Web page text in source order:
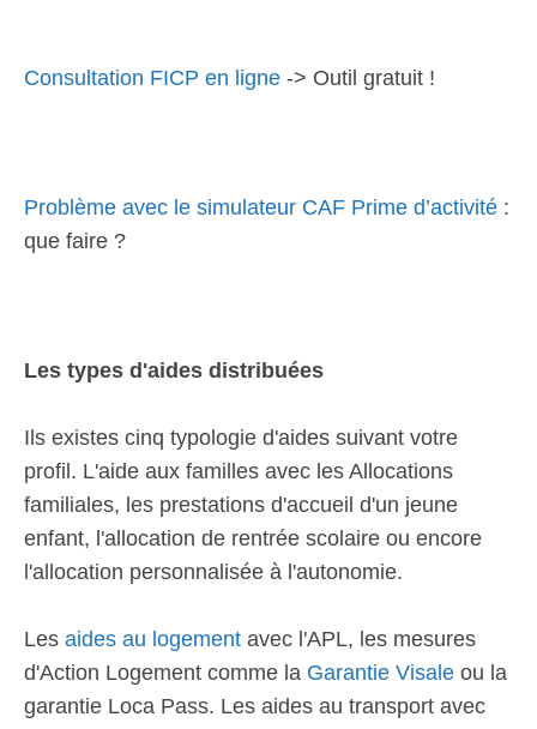
Consultation FICP en ligne -> Outil gratuit !
Problème avec le simulateur CAF Prime d’activité :
que faire ?
Les types d'aides distribuées
Ils existes cinq typologie d'aides suivant votre
profil. L'aide aux familles avec les Allocations
familiales, les prestations d'accueil d'un jeune
enfant, l'allocation de rentrée scolaire ou encore
l'allocation personnalisée à l'autonomie.
Les aides au logement avec l'APL, les mesures
d'Action Logement comme la Garantie Visale ou la
garantie Loca Pass. Les aides au transport avec